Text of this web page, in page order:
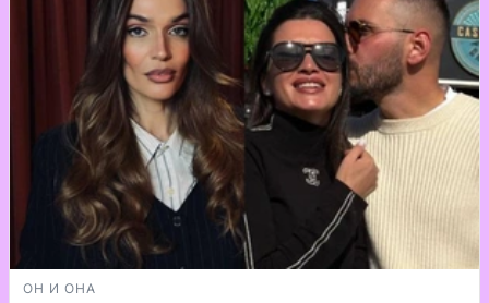
ОН И ОНА